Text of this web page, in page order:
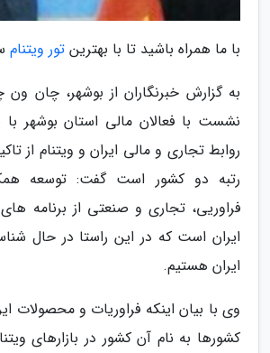
با ما همراه باشید تا با بهترین تور ویتنام
به گزارش خبرنگاران از بوشهر، چان
نشست با فعالان مالی استان بوشهر با
روابط تجاری و مالی ایران و ویتنام از
رتبه دو کشور است گفت: توسعه
فراوریی، تجاری و صنعتی از برنامه
ایران است که در این راستا در حال
ایران هستیم.
وی با بیان اینکه فراوریات و محصولات
کشورها به نام آن کشور در بازارهای